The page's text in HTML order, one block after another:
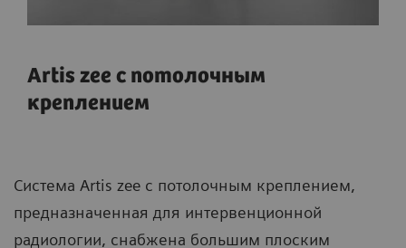
Artis zee с потолочным
креплением
Система Artis zee с потолочным креплением,
предназначенная для интервенционной
радиологии, снабжена большим плоским